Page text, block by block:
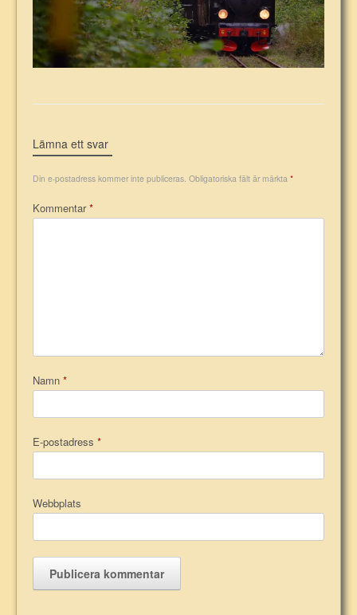
Lämna ett svar
Din e-postadress kommer inte publiceras. Obligatoriska fält är märkta *
Kommentar*
Namn *
E-postadress *
Webbplats